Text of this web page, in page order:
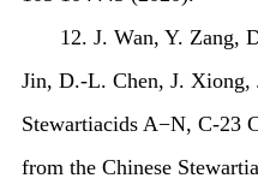
12. J. Wan, Y.
Jin, D.-L. Chen, J.
Stewartiacids A−N, C-23
from the Chinese